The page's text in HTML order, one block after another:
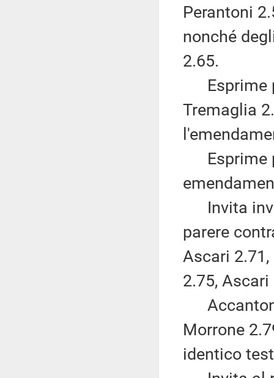
Perantoni
nonché
2.65.
Esprime
Tremaglia
Esprime
Invita
parere
Ascari 2.71,
2.75,
Morrone
identico